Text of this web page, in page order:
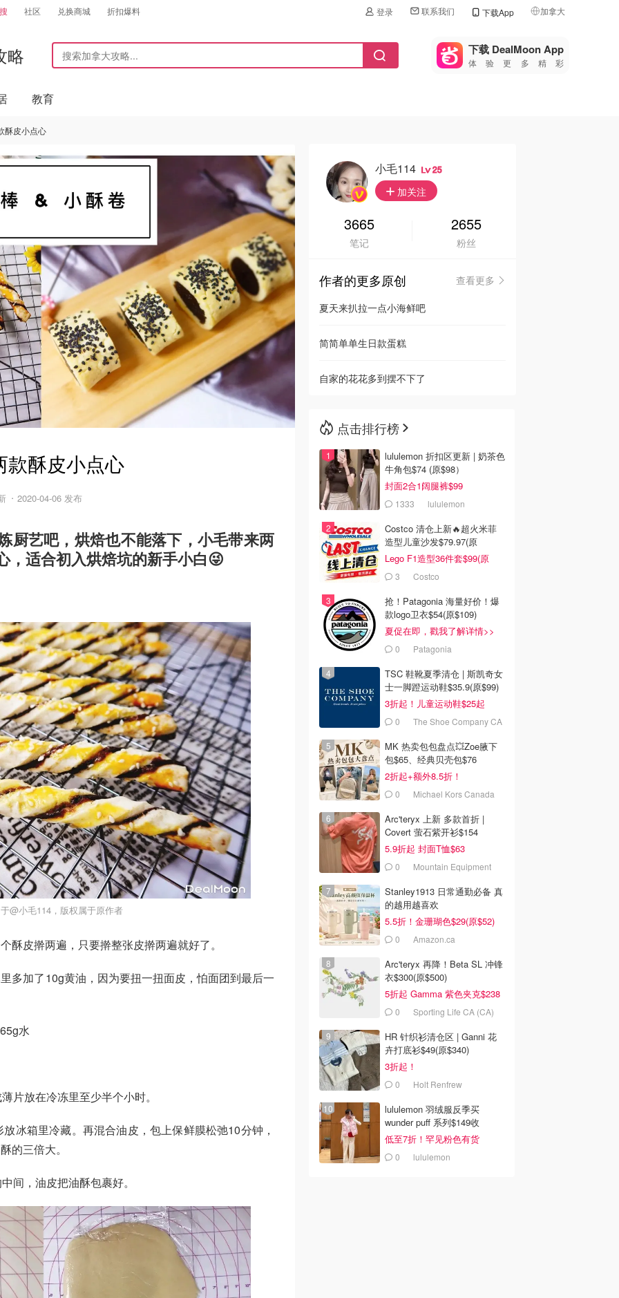
社区 兑换商城 折扣爆料 登录 联系我们 下载App 加拿大
🇺🇸
美国
🇨🇳中国
🇮🇹
🇦🇺
🇳🇿新西兰
略 下载 DealMoon App
体验更多精彩
教育
酥皮小点心
款酥皮小点心
2020-04-06 发布
厨艺吧，烘焙也不能落下，小毛带来两
，适合初入烘焙坑的新手小白😜
@小毛114，版权属于原作者
酥皮擀两遍，只要擀整张皮擀两遍就好了。
多加了10g黄油，因为要扭一扭面皮，怕面团到最后一
水
片放在冷冻里至少半个小时。
冰箱里冷藏。再混合油皮，包上保鲜膜松弛10分钟，
的三倍大。
间，油皮把油酥包裹好。
小毛114 25
加关注
3665
笔记
2655
粉丝
作者的更多原创
查看更多
夏天来扒拉一点小海鲜吧
简简单单生日款蛋糕
自家的花花多到摆不下了
点击排行榜
lululemon 折扣区更新 | 奶茶色
牛角包$74 (原$98）
封面2合1阔腿裤$99
1333 lululemon
Costco 清仓上新🔥超火米菲
造型儿童沙发$79.97(原
$129.99)
Lego F1造型36件套$99(原
$159)
3 Costco
抢！Patagonia 海量好价！爆
款logo卫衣$54(原$109)
夏促在即，戳我了解详情>>
0 Patagonia
TSC 鞋靴夏季清仓 | 斯凯奇女
士一脚蹬运动鞋$35.9(原$99)
3折起！儿童运动鞋$25起
0
The Shoe Company CA
MK 热卖包包盘点💥Zoe腋下
包$65、经典贝壳包$76
2折起+额外8.5折！
0 Michael Kors Canada
Arc'teryx 上新 多款首折 |
Covert 萤石紫开衫$154
5.9折起 封面T恤$63
0
Mountain Equipment
Stanley1913 日常通勤必备 真
的越用越喜欢
5.5折！金珊瑚色$29(原$52)
0 Amazon.ca
Arc'teryx 再降！Beta SL 冲锋
衣$300(原$500)
5折起 Gamma 紫色夹克$238
0 Sporting Life CA (CA)
HR 针织衫清仓区 | Ganni 花
卉打底衫$49(原$340)
3折起！
0 Holt Renfrew
lululemon 羽绒服反季买
wunder puff 系列$149收
低至7折！罕见粉色有货
0 lululemon